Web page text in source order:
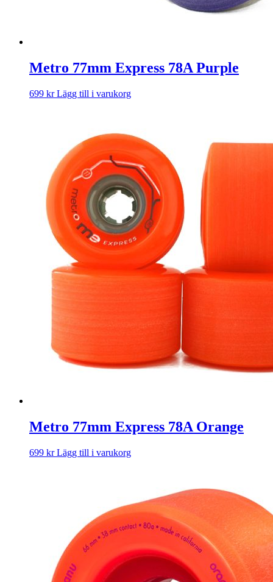
Metro 77mm Express 78A Purple
699 kr Lägg till i varukorg
Metro 77mm Express 78A Orange
699 kr Lägg till i varukorg